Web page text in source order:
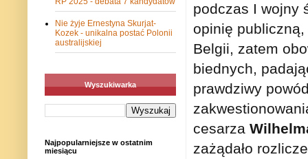
podczas I wojny
opinię publiczną,
Belgii, zatem
biednych,
prawdziwy
cesarza
zażądało
Nie żyje Ernestyna Skurjat-
Kozek - unikalna postać Polonii
australijskiej
Wyszukiwarka
Najpopularniejsze w ostatnim
miesiącu